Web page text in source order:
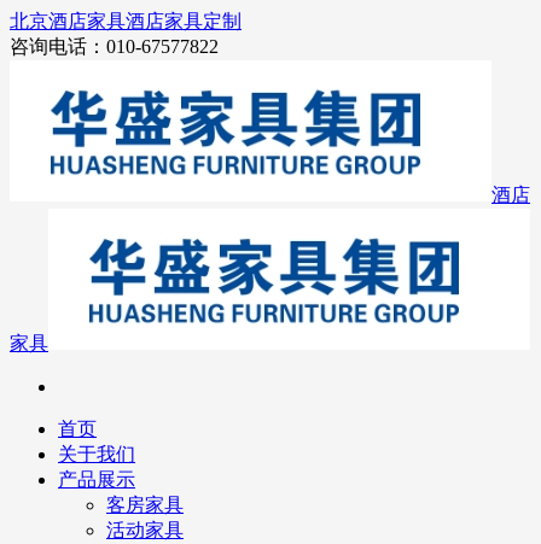
北京酒店家具酒店家具定制
咨询电话：010-67577822
酒店
家具
首页
关于我们
产品展示
客房家具
活动家具